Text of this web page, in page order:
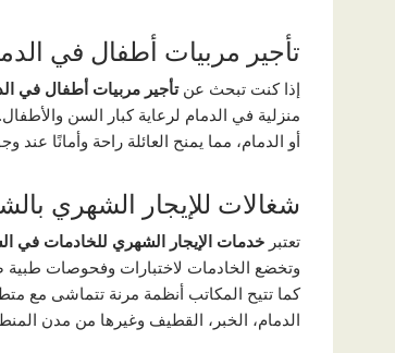
تأجير مربيات أطفال في
إذا كنت تبحث عنتأجير مربيات أطفال في
منزلية في الدمام لرعاية كبار السن
أو الدمام، مما يمنح العائلة راحة وأمانًا
شغالات للإيجار الشهري
تعتبر خدمات الإيجار الشهري للخادمات في
وتخضع الخادمات لاختبارات وفحوصات
كما تتيح المكاتب أنظمة مرنة تتماشى مع
الدمام، الخبر، القطيف وغيرها من مدن